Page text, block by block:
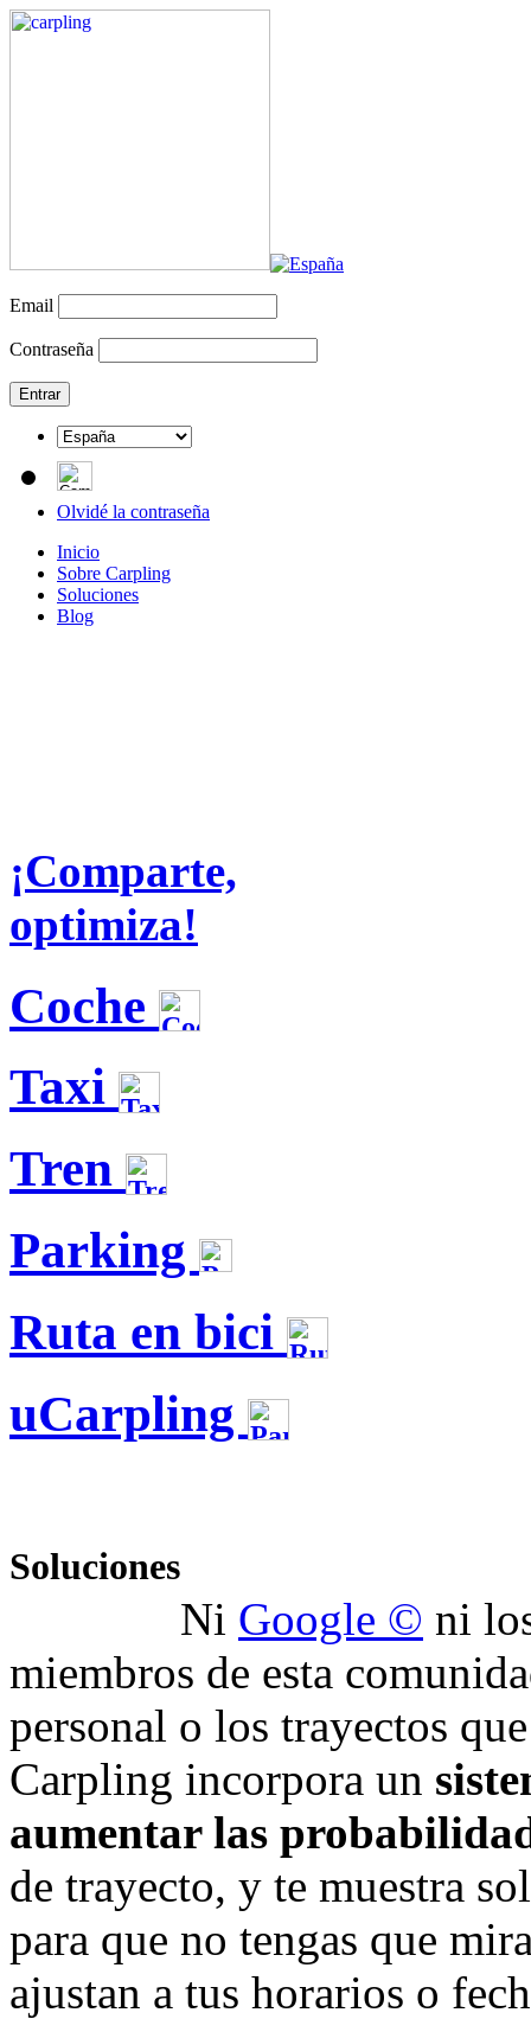
Email
Contraseña
Olvidé la contraseña
Inicio
Sobre Carpling
Soluciones
Blog
¡Comparte,
optimiza!
Coche
Taxi
Tren
Parking
Ruta en bici
uCarpling
Soluciones
Ni Google © ni
miembros de esta
personal o los trayectos
Carpling incorpora un
aumentar las
de trayecto, y te muestra
para que no tengas que
ajustan a tus horarios o